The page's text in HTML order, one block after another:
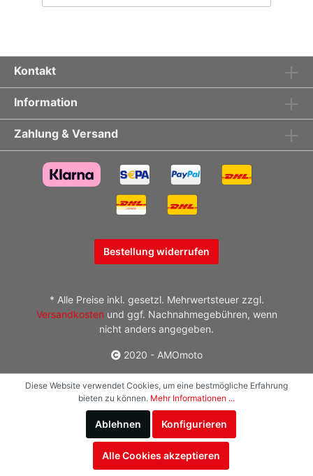
Kontakt
Information
Zahlung & Versand
Bestellung widerrufen
* Alle Preise inkl. gesetzl. Mehrwertsteuer zzgl.
Versandkosten und ggf. Nachnahmegebühren, wenn
nicht anders angegeben.
2020 - AMOmoto
Diese Website verwendet Cookies, um eine bestmögliche Erfahrung
bieten zu können. Mehr Informationen ...
Ablehnen Konfigurieren
Alle Cookies akzeptieren